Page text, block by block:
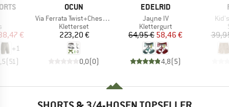
Preis
€
+1
(51 )
MARKE
OCUN
Artikel
Via Ferrata Twist+Chest Set
Produktgruppe
Kletterset
Preis
223,20 €
0,0(0)
MARKE
EDELRID
Artikel
Jayne IV
Produktgruppe
Klettergurt
Preis
64,95 € reduzierter Preis
58,46 €
4,8(5)